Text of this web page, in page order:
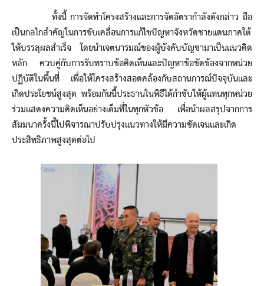
ทั้งนี้ การจัดทำโครงสร้างและการจัดอัตรากำลังดังกล่าว ถือ
เป็นกลไกสำคัญในการขับเคลื่อนการแก้ไขปัญหาจังหวัดชายแดนภาคใต้
ให้บรรลุผลสำเร็จ โดยนำเจตนารมณ์ของผู้บังคับบัญชามาเป็นแนวคิด
หลัก ควบคู่กับการรับทราบข้อคิดเห็นและปัญหาข้อขัดข้องจากหน่วย
ปฏิบัติในพื้นที่ เพื่อให้โครงสร้างสอดคล้องกับสถานการณ์ปัจจุบันและ
เกิดประโยชน์สูงสุด พร้อมกันนี้ประธานในพิธีได้กำชับให้ผู้แทนทุกหน่วย
ร่วมแสดงความคิดเห็นอย่างเต็มที่ในทุกหัวข้อ เพื่อนำผลสรุปจากการ
สัมมนาครั้งนี้ไปพิจารณาปรับปรุงแนวทางให้มีความชัดเจนและเกิด
ประสิทธิภาพสูงสุดต่อไป